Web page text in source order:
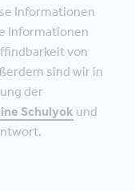
Informationen
Informationen
von
sind wir in
der
Schulyok und